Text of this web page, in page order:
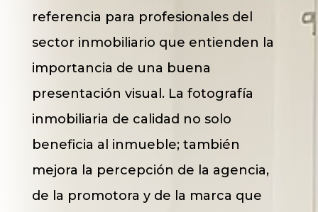
referencia para profesionales del
sector inmobiliario que entienden la
importancia de una buena
presentación visual. La fotografía
inmobiliaria de calidad no solo
beneficia al inmueble; también
mejora la percepción de la agencia,
de la promotora y de la marca que